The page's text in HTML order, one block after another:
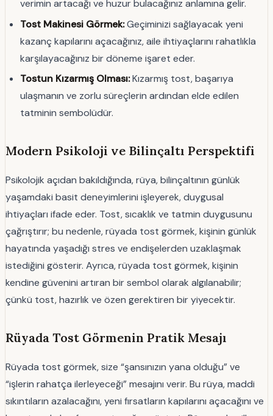
verimin artacağı ve huzur bulacağınız anlamına gelir.
Tost Makinesi Görmek:Geçiminizi sağlayacak yeni
kazanç kapılarını açacağınız, aile ihtiyaçlarını rahatlıkla
karşılayacağınız bir döneme işaret eder.
Tostun Kızarmış Olması:Kızarmış tost, başarıya
ulaşmanın ve zorlu süreçlerin ardından elde edilen
tatminin sembolüdür.
Modern Psikoloji ve Bilinçaltı Perspektifi
Psikolojik açıdan bakıldığında, rüya, bilinçaltının günlük
yaşamdaki basit deneyimlerini işleyerek, duygusal
ihtiyaçları ifade eder. Tost, sıcaklık ve tatmin duygusunu
çağrıştırır; bu nedenle, rüyada tost görmek, kişinin günlük
hayatında yaşadığı stres ve endişelerden uzaklaşmak
istediğini gösterir. Ayrıca, rüyada tost görmek, kişinin
kendine güvenini artıran bir sembol olarak algılanabilir;
çünkü tost, hazırlık ve özen gerektiren bir yiyecektir.
Rüyada Tost Görmenin Pratik Mesajı
Rüyada tost görmek, size “şansınızın yana olduğu” ve
“işlerin rahatça ilerleyeceği” mesajını verir. Bu rüya, maddi
sıkıntıların azalacağını, yeni fırsatların kapılarını açacağını ve